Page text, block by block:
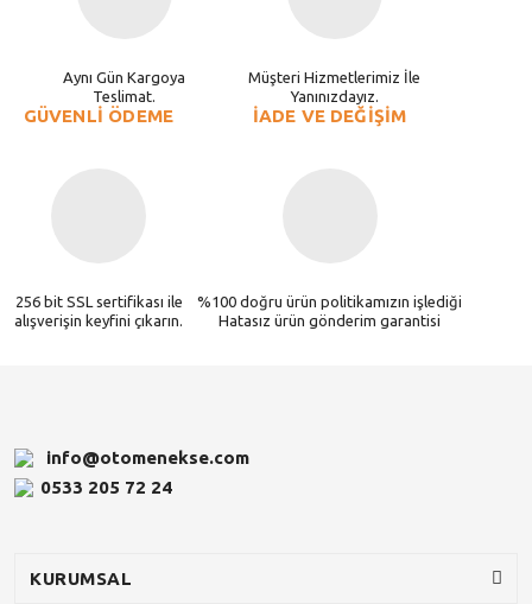
Aynı Gün Kargoya
Teslimat.
Müşteri Hizmetlerimiz İle
Yanınızdayız.
GÜVENLİ ÖDEME
256 bit SSL sertifikası ile
alışverişin keyfini çıkarın.
İADE VE DEĞİŞİM
%100 doğru ürün politikamızın işlediği
Hatasız ürün gönderim garantisi
info@otomenekse.com
0533 205 72 24
KURUMSAL